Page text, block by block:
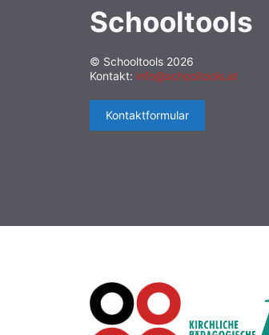
Schooltools
© Schooltools 2026
Kontakt: info@schooltools.at
Kontaktformular